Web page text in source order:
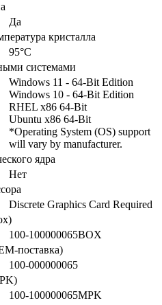
Да
кристалла
95°C
системами
Windows 11 - 64-Bit Edition
Windows 10 - 64-Bit Edition
RHEL x86 64-Bit
Ubuntu x86 64-Bit
*Operating System (OS) support
will vary by manufacturer.
ядра
Нет
Discrete Graphics Card Required
100-100000065BOX
поставка)
100-000000065
100-100000065MPK